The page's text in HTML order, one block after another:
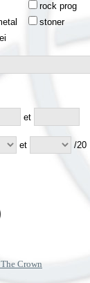
rock prog
stoner
et
et /20
Crown